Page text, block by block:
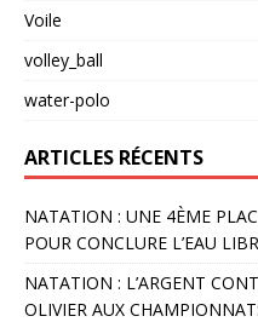
Voile
volley_ball
water-polo
ARTICLES RÉCENTS
NATATION : UNE 4ÈME
POUR CONCLURE L’EAU
NATATION : L’ARGENT
OLIVIER AUX